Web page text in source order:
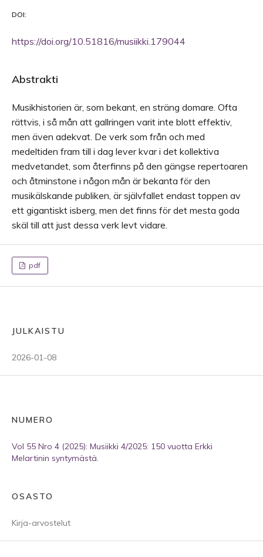
DOI:
https://doi.org/10.51816/musiikki.179044
Abstrakti
Musikhistorien är, som bekant, en sträng domare. Ofta
rättvis, i så mån att gallringen varit inte blott effektiv,
men även adekvat. De verk som från och med
medeltiden fram till i dag lever kvar i det kollektiva
medvetandet, som återfinns på den gängse repertoaren
och åtminstone i någon mån är bekanta för den
musikälskande publiken, är självfallet endast toppen av
ett gigantiskt isberg, men det finns för det mesta goda
skäl till att just dessa verk levt vidare.
pdf
JULKAISTU
2026-01-08
NUMERO
Vol 55 Nro 4 (2025): Musiikki 4/2025: 150 vuotta Erkki
Melartinin syntymästä.
OSASTO
Kirja-arvostelut